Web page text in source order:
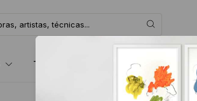
TE ASESORAMOS BLOG